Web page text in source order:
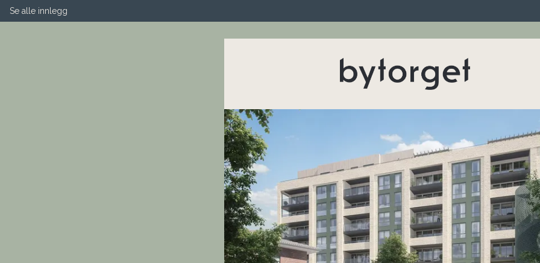
Se alle innlegg